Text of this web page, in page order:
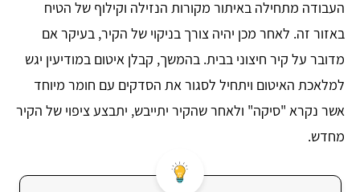
העבודה מתחילה באיתור מקורות הנזילה וקילוף של הטיח
באזור זה. לאחר מכן יהיה צורך בניקוי של הקיר, בעיקר אם
מדובר על קיר חיצוני בבית. בהמשך, קבלן איטום במודיעין יגש
למלאכת האיטום ויתחיל לסגור את הסדקים עם חומר מיוחד
אשר נקרא "סיקה" ולאחר שהקיר יתייבש, יתבצע ציפוי של הקיר
מחדש.